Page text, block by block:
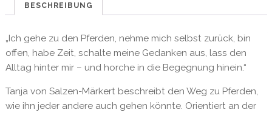
BESCHREIBUNG
„Ich gehe zu den Pferden, nehme mich selbst zurück, bin
offen, habe Zeit, schalte meine Gedanken aus, lass den
Alltag hinter mir – und horche in die Begegnung hinein.“
Tanja von Salzen-Märkert beschreibt den Weg zu Pferden,
wie ihn jeder andere auch gehen könnte. Orientiert an der